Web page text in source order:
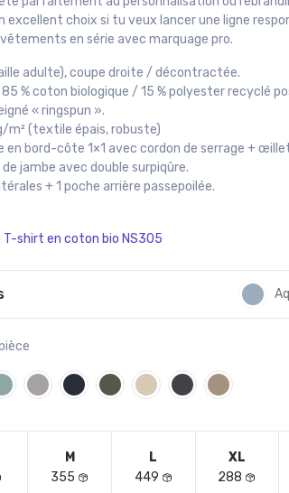
excellent choix si tu veux lancer une ligne
en série avec marquage pro.
adulte), coupe droite / décontractée.
85 % coton biologique / 15 % polyester recyclé
« ringspun ».
m² (textile épais, robuste)
en bord-côte 1×1 avec cordon de serrage +
jambe avec double surpiqûre.
+ 1 poche arrière passepoilée.
T-shirt en coton bio NS305
M
355
L
449
XL
288